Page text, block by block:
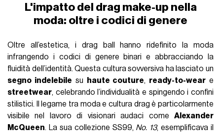
L'impatto del drag make-up nella
moda: oltre i codici di genere
Oltre all’estetica, i drag ball hanno ridefinito la moda
infrangendo i codici di genere binari e abbracciando la
fluidità dell’identità. Questa cultura sovversiva ha lasciato un
segno indelebile su haute couture, ready-to-wear e
streetwear, celebrando l’individualità e spingendo i confini
stilistici. Il legame tra moda e cultura drag è particolarmente
visibile nel lavoro di visionari audaci come Alexander
McQueen. La sua collezione SS99, No. 13, esemplificava il